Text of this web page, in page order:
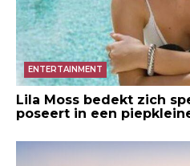
ENTERTAINMENT
Lila Moss bedekt zich
poseert in een